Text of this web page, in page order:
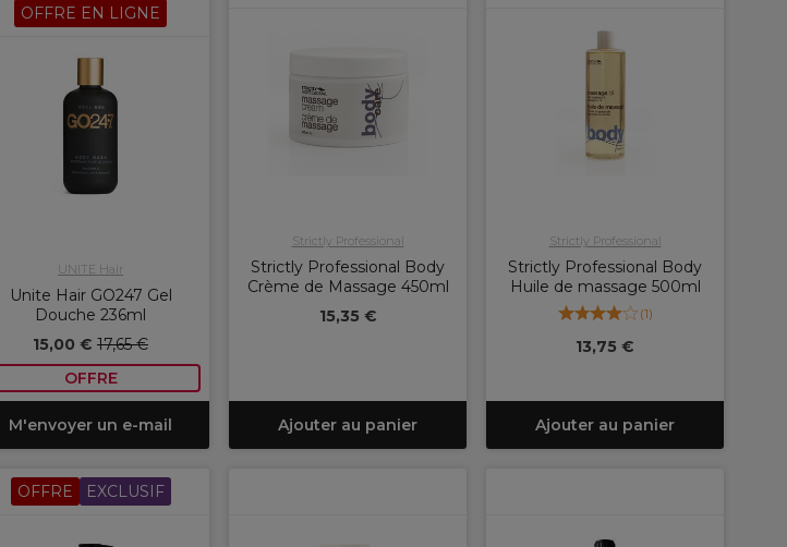
OFFRE EN LIGNE
UNITE Hair
Unite Hair GO247 Gel
Douche 236ml
15,00 € 17,65 €
OFFRE
M'envoyer un e-mail
Strictly Professional
Strictly Professional Body
Crème de Massage 450ml
15,35 €
Ajouter au panier
Strictly Professional
Strictly Professional Body
Huile de massage 500ml
(1)
13,75 €
Ajouter au panier
OFFRE EXCLUSIF